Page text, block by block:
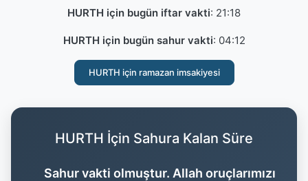
HURTH için bugün iftar vakti: 21:18
HURTH için bugün sahur vakti: 04:12
HURTH için ramazan imsakiyesi
HURTH İçin Sahura Kalan Süre
Sahur vakti olmuştur. Allah oruçlarımızı